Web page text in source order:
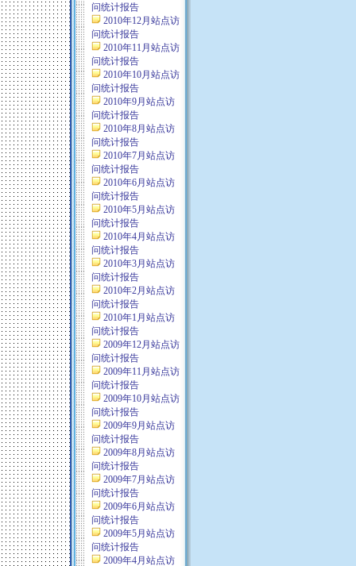
问统计报告
2010年12月站点访
问统计报告
2010年11月站点访
问统计报告
2010年10月站点访
问统计报告
2010年9月站点访
问统计报告
2010年8月站点访
问统计报告
2010年7月站点访
问统计报告
2010年6月站点访
问统计报告
2010年5月站点访
问统计报告
2010年4月站点访
问统计报告
2010年3月站点访
问统计报告
2010年2月站点访
问统计报告
2010年1月站点访
问统计报告
2009年12月站点访
问统计报告
2009年11月站点访
问统计报告
2009年10月站点访
问统计报告
2009年9月站点访
问统计报告
2009年8月站点访
问统计报告
2009年7月站点访
问统计报告
2009年6月站点访
问统计报告
2009年5月站点访
问统计报告
2009年4月站点访